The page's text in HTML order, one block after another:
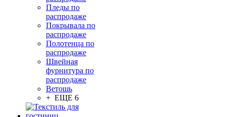
Пледы по
распродаже
Покрывала по
распродаже
Полотенца по
распродаже
Швейная
фурнитура по
распродаже
Ветошь
+ ЕЩЕ 6